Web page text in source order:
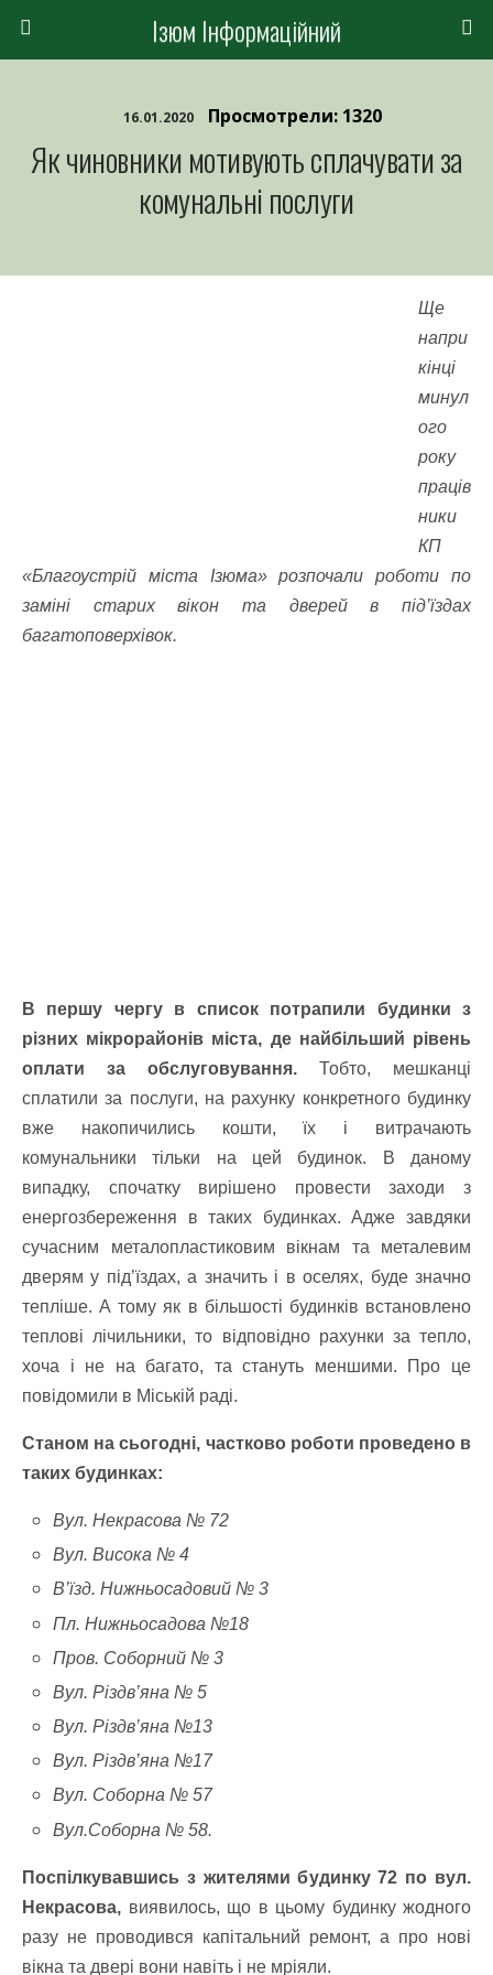
Ізюм Інформаційний
16.01.2020 Просмотрели: 1320
Як чиновники мотивують сплачувати за
комунальні послуги
Ще
напри
кінці
минул
ого
року
праців
ники
КП
«Благоустрій міста Ізюма» розпочали роботи по
заміні старих вікон та дверей в під’їздах
багатоповерхівок.
В першу чергу в список потрапили будинки з
різних мікрорайонів міста, де найбільший рівень
оплати за обслуговування. Тобто, мешканці
сплатили за послуги, на рахунку конкретного будинку
вже накопичились кошти, їх і витрачають
комунальники тільки на цей будинок. В даному
випадку, спочатку вирішено провести заходи з
енергозбереження в таких будинках. Адже завдяки
сучасним металопластиковим вікнам та металевим
дверям у під’їздах, а значить і в оселях, буде значно
тепліше. А тому як в більшості будинків встановлено
теплові лічильники, то відповідно рахунки за тепло,
хоча і не на багато, та стануть меншими. Про це
повідомили в Міській раді.
Станом на сьогодні, частково роботи проведено в
таких будинках:
Вул. Некрасова № 72
Вул. Висока № 4
В’їзд. Нижньосадовий № 3
Пл. Нижньосадова №18
Пров. Соборний № 3
Вул. Різдв’яна № 5
Вул. Різдв’яна №13
Вул. Різдв’яна №17
Вул. Соборна № 57
Вул.Соборна № 58.
Поспілкувавшись з жителями будинку 72 по вул.
Некрасова, виявилось, що в цьому будинку жодного
разу не проводився капітальний ремонт, а про нові
вікна та двері вони навіть і не мріяли.